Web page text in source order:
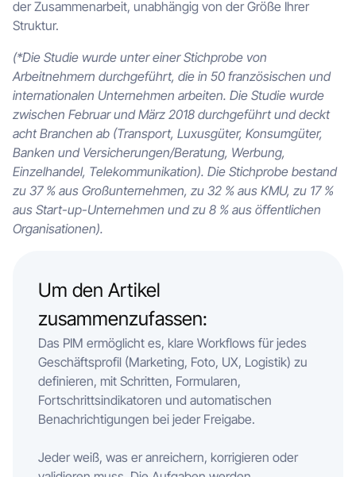
der Zusammenarbeit, unabhängig von der Größe Ihrer
Struktur.
(*Die Studie wurde unter einer Stichprobe von
Arbeitnehmern durchgeführt, die in 50 französischen und
internationalen Unternehmen arbeiten. Die Studie wurde
zwischen Februar und März 2018 durchgeführt und deckt
acht Branchen ab (Transport, Luxusgüter, Konsumgüter,
Banken und Versicherungen/Beratung, Werbung,
Einzelhandel, Telekommunikation). Die Stichprobe bestand
zu 37 % aus Großunternehmen, zu 32 % aus KMU, zu 17 %
aus Start-up-Unternehmen und zu 8 % aus öffentlichen
Organisationen).
Um den Artikel
zusammenzufassen:
Das PIM ermöglicht es, klare Workflows für jedes
Geschäftsprofil (Marketing, Foto, UX, Logistik) zu
definieren, mit Schritten, Formularen,
Fortschrittsindikatoren und automatischen
Benachrichtigungen bei jeder Freigabe.
Jeder weiß, was er anreichern, korrigieren oder